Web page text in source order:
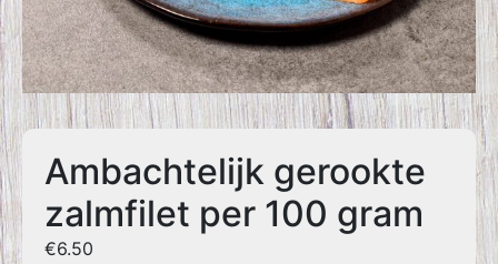
Ambachtelijk gerookte
zalmfilet per 100 gram
€6.50